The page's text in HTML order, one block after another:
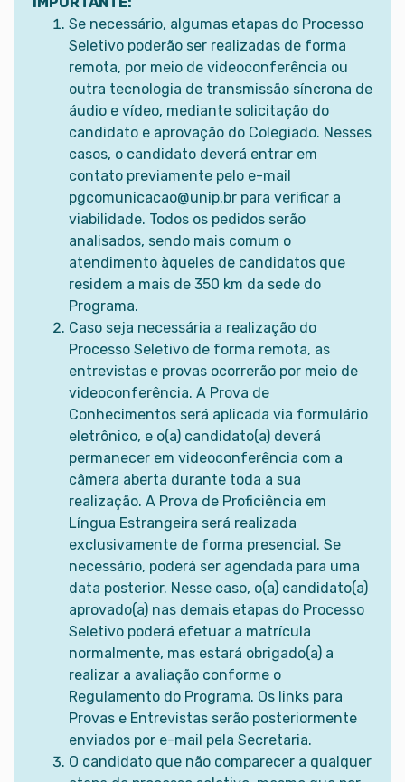
Se necessário, algumas etapas do Processo
Seletivo poderão ser realizadas de forma
remota, por meio de videoconferência ou
outra tecnologia de transmissão síncrona de
áudio e vídeo, mediante solicitação do
candidato e aprovação do Colegiado. Nesses
casos, o candidato deverá entrar em
contato previamente pelo e-mail
pgcomunicacao@unip.br para verificar a
viabilidade. Todos os pedidos serão
analisados, sendo mais comum o
atendimento àqueles de candidatos que
residem a mais de 350 km da sede do
Programa.
Caso seja necessária a realização do
Processo Seletivo de forma remota, as
entrevistas e provas ocorrerão por meio de
videoconferência. A Prova de
Conhecimentos será aplicada via formulário
eletrônico, e o(a) candidato(a) deverá
permanecer em videoconferência com a
câmera aberta durante toda a sua
realização. A Prova de Proficiência em
Língua Estrangeira será realizada
exclusivamente de forma presencial. Se
necessário, poderá ser agendada para uma
data posterior. Nesse caso, o(a) candidato(a)
aprovado(a) nas demais etapas do Processo
Seletivo poderá efetuar a matrícula
normalmente, mas estará obrigado(a) a
realizar a avaliação conforme o
Regulamento do Programa. Os links para
Provas e Entrevistas serão posteriormente
enviados por e-mail pela Secretaria.
O candidato que não comparecer a qualquer